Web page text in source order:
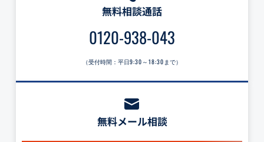
無料相談通話
0120-938-043
（受付時間：平日9:30～18:30 まで）
無料メール相談